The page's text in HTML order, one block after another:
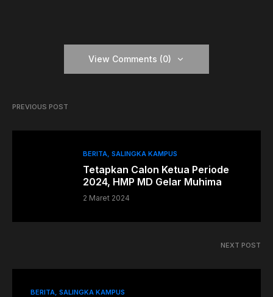
View Comments (0)
PREVIOUS POST
BERITA SALINGKA KAMPUS
Tetapkan Calon Ketua Periode
2024, HMP MD Gelar Muhima
2 Maret 2024
NEXT POST
BERITA SALINGKA KAMPUS